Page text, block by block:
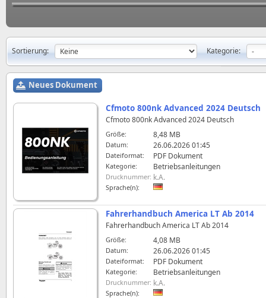
Sortierung: Kategorie:
Neues Dokument
Cfmoto 800nk Advanced 2024 Deutsch
Cfmoto 800nk Advanced 2024 Deutsch
Größe: 8,48 MB
Datum: 26.06.2026 01:45
Dateiformat: PDF Dokument
Kategorie: Betriebsanleitungen
Drucknummer: k.A.
Sprache(n):
Fahrerhandbuch America LT Ab 2014
Fahrerhandbuch America LT Ab 2014
Größe: 4,08 MB
Datum: 26.06.2026 01:45
Dateiformat: PDF Dokument
Kategorie: Betriebsanleitungen
Drucknummer: k.A.
Sprache(n):